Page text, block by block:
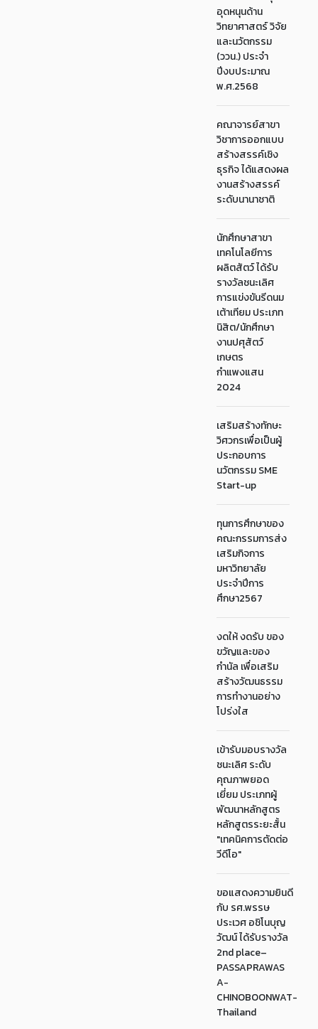
อุดหนุนด้าน
วิทยาศาสตร์ วิจัย
และนวัตกรรม
(ววน.) ประจำ
ปีงบประมาณ
พ.ศ.2568
คณาจารย์สาขา
วิชาการออกแบบ
สร้างสรรค์เชิง
ธุรกิจ ได้แสดงผล
งานสร้างสรรค์
ระดับนานาชาติ
นักศึกษาสาขา
เทคโนโลยีการ
ผลิตสัตว์ ได้รับ
รางวัลชนะเลิศ
การแข่งขันรีดนม
เต้าเทียม ประเภท
นิสิต/นักศึกษา
งานปศุสัตว์
เกษตร
กำแพงแสน
2024
เสริมสร้างทักษะ
วิศวกรเพื่อเป็นผู้
ประกอบการ
นวัตกรรม SME
Start-up
ทุนการศึกษาของ
คณะกรรมการส่ง
เสริมกิจการ
มหาวิทยาลัย
ประจำปีการ
ศึกษา2567
งดให้ งดรับ ของ
ขวัญและของ
กำนัล เพื่อเสริม
สร้างวัฒนธรรม
การทำงานอย่าง
โปร่งใส
เข้ารับมอบรางวัล
ชนะเลิศ ระดับ
คุณภาพยอด
เยี่ยม ประเภทผู้
พัฒนาหลักสูตร
หลักสูตรระยะสั้น
"เทคนิคการตัดต่อ
วีดีโอ"
ขอแสดงความยินดี
กับ รศ.พรรษ
ประเวศ อชิโนบุญ
วัฒน์ ได้รับรางวัล
2nd place–
PASSAPRAWAS
A-
CHINOBOONWAT-
Thailand